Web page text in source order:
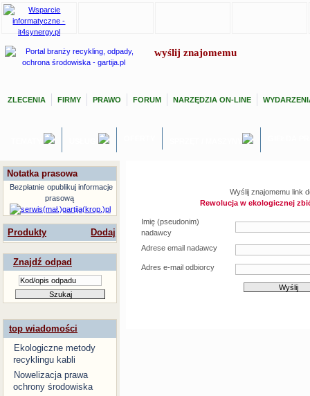
wyślij znajomemu
ZLECENIA FIRMY PRAWO FORUM NARZĘDZIA ON-LINE
Notatka prasowa
Bezpłatnie opublikuj informacje
prasową
Produkty Dodaj
Znajdź odpad
top wiadomości
Ekologiczne metody
recyklingu kabli
Nowelizacja prawa
ochrony środowiska
Wyślij znajomemu link
Rewolucja w ekologicznej
Imię (pseudonim)
nadawcy
Adrese email nadawcy
Adres e-mail odbiorcy